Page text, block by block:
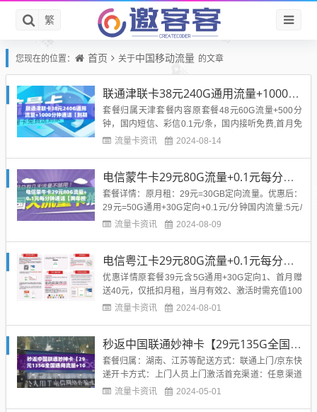
繁
您现在的位置： 首页 关于中国移动流量 的文章
联通津联卡38元240G通用流量+1000分钟通话【到期自动续约】
套餐归属天津套餐内容原套餐48元60G流量+500分
钟，国内短信、彩信0.1元/条，国内接听免费,首月免
费，流量可结转。套餐构成1.原套餐48元60G+500分
套内流量当月未使用完，可结转...
流量卡资讯 2024-08-14
电信蒙牛卡29元80G流量+0.1元每分钟通话【两年视频会员+长期套餐】
套餐详情：原月租：29元=30GB定向流量。优惠后：
29元=50G通用+30G定向+0.1元/分钟国内流量:5元/
G，短信/彩信:0.1元/条，国内语音:0.1元/分钟通话。
激活当月送体验金30元，首月套餐...
流量卡资讯 2024-08-09
电信粤江卡29元80G流量+0.1元每分钟通话
优惠详情原套餐39元含5G通用+30G定向1、首月赠
送40元，仅抵扣月租，当月有效2、激活时需充值100
元话费，激活后即可享受以下优惠，流量优惠7-10个
的240元从次月开始分24个月每月返10元。...
流量卡资讯 2024-08-01
秒返中国联通妙神卡【29元135G全国通用流量+100分钟国内通话】
套餐归属：湖南、江苏等配送方式：联通上门/京东快
递开卡方式：上门人员上门激活首充渠道：任意渠道
一次性首充100元年龄限制：18-65周岁套餐合约：2
流量卡资讯 2024-05-01